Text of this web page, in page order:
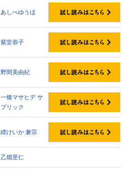
あしべゆうほ
紫堂恭子
野間美由紀
一條マサヒデサ
ブリック
縹けいか兼宗
乙畑里仁